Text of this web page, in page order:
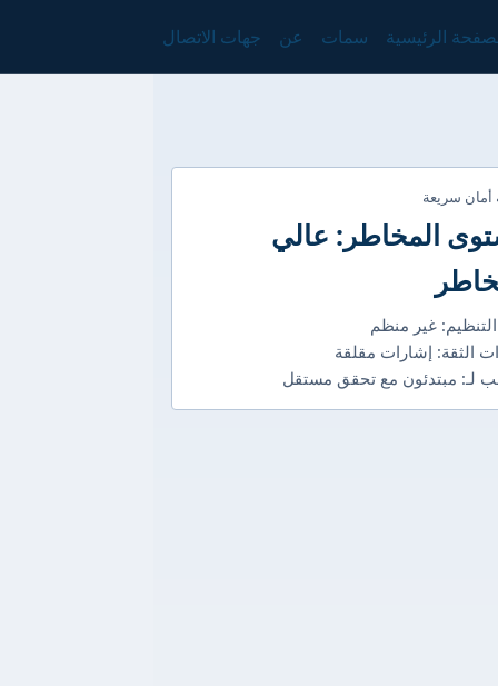
الرئيسية سمات عن جهات الاتصال
أمان سريعة
المخاطر: عالي
غير منظم
الثقة: إشارات مقلقة
لـ: مبتدئون مع تحقق مستقل